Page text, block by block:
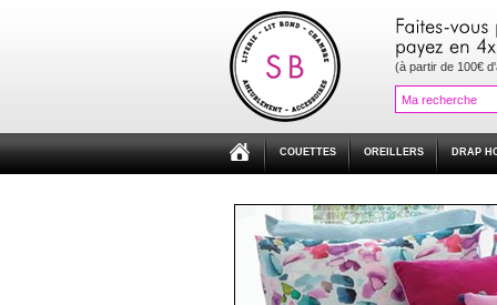
(à partir de 100€
COUETTES OREILLERS DRAP